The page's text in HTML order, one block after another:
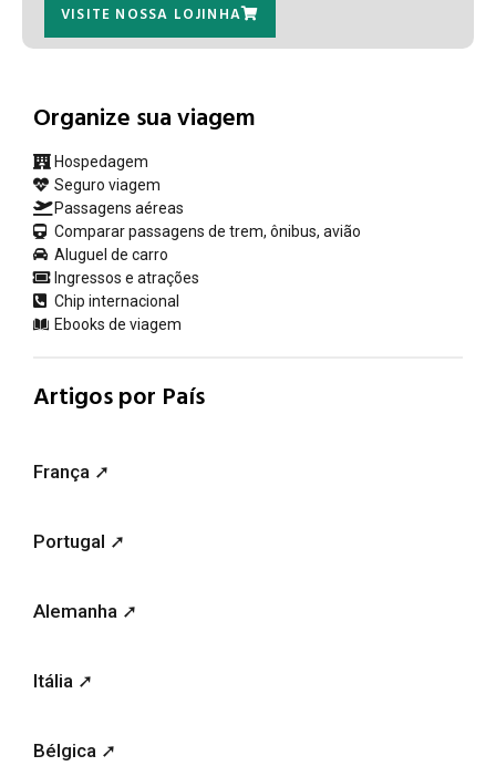
VISITE NOSSA LOJINHA
Organize sua viagem
Hospedagem
Seguro viagem
Passagens aéreas
Comparar passagens de trem, ônibus, avião
Aluguel de carro
Ingressos e atrações
Chip internacional
Ebooks de viagem
Artigos por País
França ➚
Portugal ➚
Alemanha ➚
Itália ➚
Bélgica ➚